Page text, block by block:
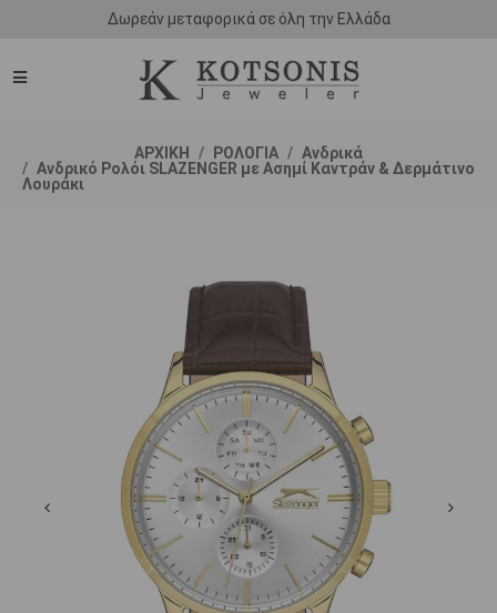
Δωρεάν μεταφορικά σε όλη την Ελλάδα
ΑΡΧΙΚΗ ΡΟΛΟΓΙΑ
Ανδρικά
Ανδρικό Ρολόι SLAZENGER με Ασημί Καντράν & Δερμάτινο
Λουράκι